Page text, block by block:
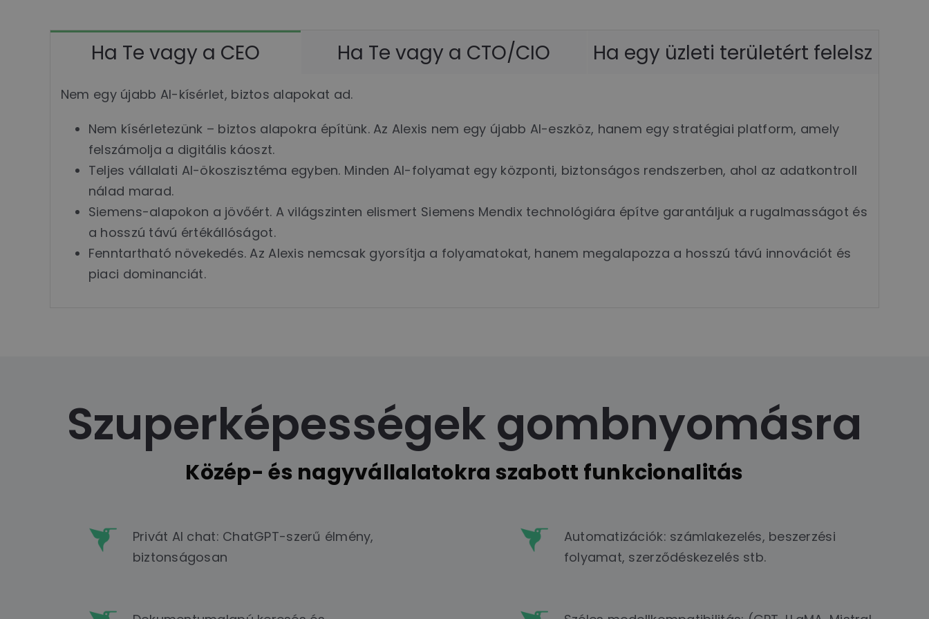
Ha Te vagy a CEO Ha Te vagy a CTO/CIO Ha egy üzleti területért felelsz
Nem egy újabb AI-kísérlet, biztos alapokat ad.
Nem kísérletezünk – biztos alapokra építünk. Az Alexis nem egy újabb AI-eszköz, hanem egy stratégiai platform, amely
felszámolja a digitális káoszt.
Teljes vállalati AI-ökoszisztéma egyben. Minden AI-folyamat egy központi, biztonságos rendszerben, ahol az adatkontroll
nálad marad.
Siemens-alapokon a jövőért. A világszinten elismert Siemens Mendix technológiára építve garantáljuk a rugalmasságot és
a hosszú távú értékállóságot.
Fenntartható növekedés. Az Alexis nemcsak gyorsítja a folyamatokat, hanem megalapozza a hosszú távú innovációt és
piaci dominanciát.
Szuperképességek gombnyomásra
Közép- és nagyvállalatokra szabott funkcionalitás
Privát AI chat: ChatGPT-szerű élmény,
biztonságosan
Automatizációk: számlakezelés, beszerzési
folyamat, szerződéskezelés stb.